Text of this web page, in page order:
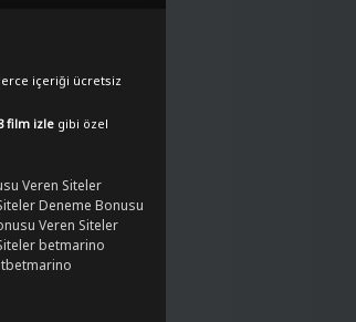
içeriği ücretsiz
film izle gibi özel
Veren Siteler
Deneme Bonusu
Veren Siteler
betmarino
betmarino